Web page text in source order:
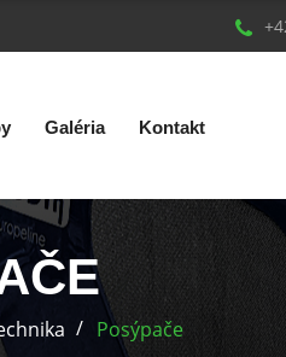
Galéria Kontakt
Posýpače